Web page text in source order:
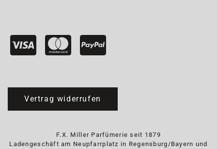
Vertrag widerrufen
F.X. Miller Parfümerie seit 1879
Ladengeschäft am Neupfarrplatz in Regensburg/Bayern und